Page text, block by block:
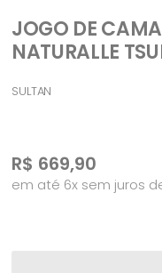
JOGO DE
NATURALLE
SULTAN
R$ 669,90
em até 6x sem juros de